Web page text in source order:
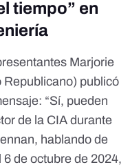
tiempo” en
Marjorie
Republicano) publicó
“Sí, pueden
de la CIA durante
hablando de
de octubre de 2024,